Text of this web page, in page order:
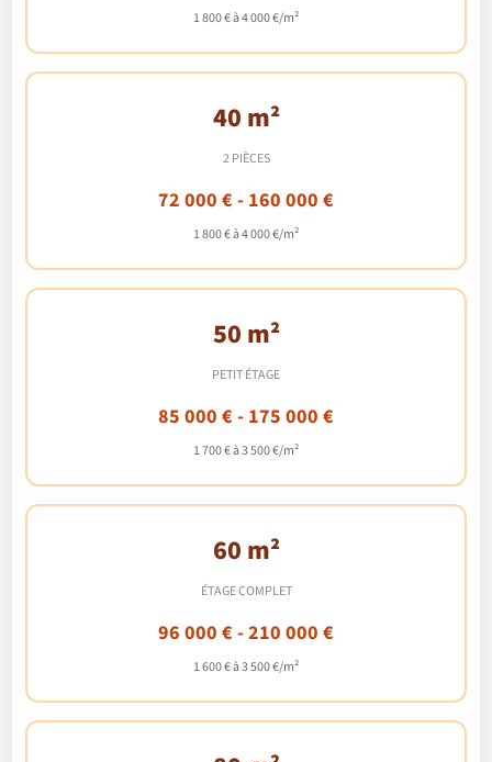
1 800 € à 4 000 €/m²
40 m²
2 PIÈCES
72 000 € - 160 000 €
1 800 € à 4 000 €/m²
50 m²
PETIT ÉTAGE
85 000 € - 175 000 €
1 700 € à 3 500 €/m²
60 m²
ÉTAGE COMPLET
96 000 € - 210 000 €
1 600 € à 3 500 €/m²